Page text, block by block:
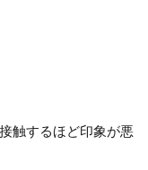
触するほど印象が悪